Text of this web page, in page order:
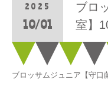
2025
10/01
ブロ
室】
ブロッサムジュニア【守口